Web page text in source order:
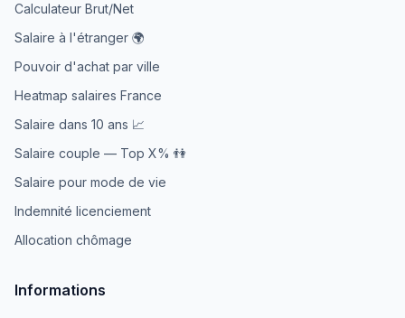
Calculateur Brut/Net
Salaire à l'étranger 🌍
Pouvoir d'achat par ville
Heatmap salaires France
Salaire dans 10 ans 📈
Salaire couple — Top X% 👫
Salaire pour mode de vie
Indemnité licenciement
Allocation chômage
Informations